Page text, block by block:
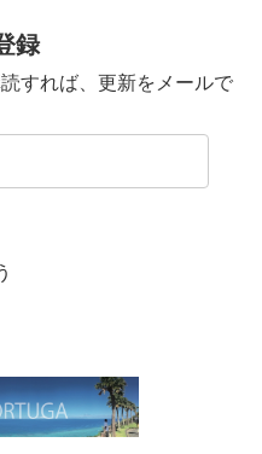
録
すれば、更新をメールで